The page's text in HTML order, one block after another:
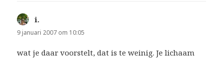
i.
9 januari 2007 om 10:05
wat je daar voorstelt, dat is te weinig. Je lichaam